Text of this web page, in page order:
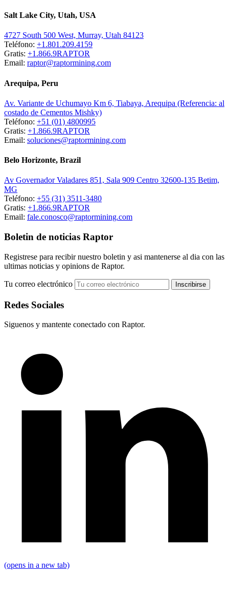
Salt Lake City, Utah, USA
4727 South 500 West, Murray, Utah 84123
Teléfono: +1.801.209.4159
Gratis: +1.866.9RAPTOR
Email: raptor@raptormining.com
Arequipa, Peru
Av. Variante de Uchumayo Km 6, Tiabaya, Arequipa (Referencia: al
costado de Cementos Mishky)
Teléfono: +51 (01) 4800995
Gratis: +1.866.9RAPTOR
Email: soluciones@raptormining.com
Belo Horizonte, Brazil
Av Governador Valadares 851, Sala 909 Centro 32600-135 Betim,
MG
Teléfono: +55 (31) 3511-3480
Gratis: +1.866.9RAPTOR
Email: fale.conosco@raptormining.com
Boletin de noticias Raptor
Registrese para recibir nuestro boletin y asi mantenerse al dia con las
ultimas noticias y opinions de Raptor.
Tu correo electrónico
Redes Sociales
Siguenos y mantente conectado con Raptor.
(opens in a new tab)